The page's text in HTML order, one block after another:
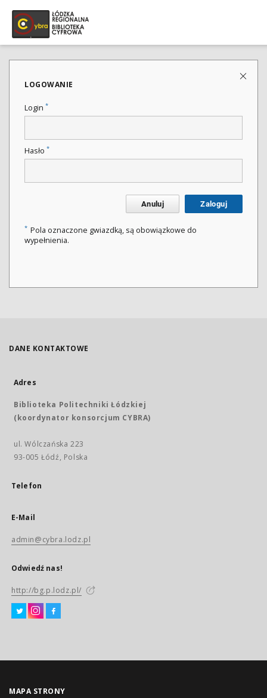
LOGOWANIE
Login *
Hasło *
Anuluj Zaloguj
* Pola oznaczone gwiazdką, są obowiązkowe do
wypełnienia.
DANE KONTAKTOWE
Adres
Biblioteka Politechniki Łódzkiej
(koordynator konsorcjum CYBRA)
ul. Wólczańska 223
93-005 Łódź, Polska
Telefon
E-Mail
admin@cybra.lodz.pl
Odwiedź nas!
http://bg.p.lodz.pl/
MAPA STRONY